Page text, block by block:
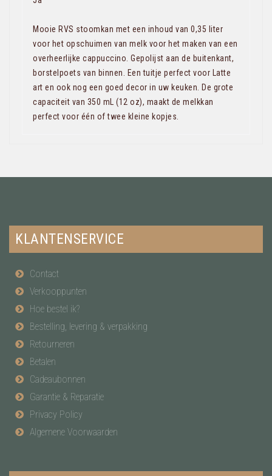
Mooie RVS stoomkan met een inhoud van 0,35 liter
voor het opschuimen van melk voor het maken van een
overheerlijke cappuccino. Gepolijst aan de buitenkant,
borstelpoets van binnen. Een tuitje perfect voor Latte
art en ook nog een goed decor in uw keuken. De grote
capaciteit van 350 mL (12 oz), maakt de melkkan
perfect voor één of twee kleine kopjes.
KLANTENSERVICE
Contact
Verkooppunten
Hoe bestel ik?
Bestelling, levering & verpakking
Retourneren
Betalen
Cadeaubonnen
Garantie & Reparatie
Privacy Policy
Algemene Voorwaarden